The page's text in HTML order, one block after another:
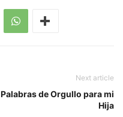
Next article
Palabras de Orgullo para mi
Hija